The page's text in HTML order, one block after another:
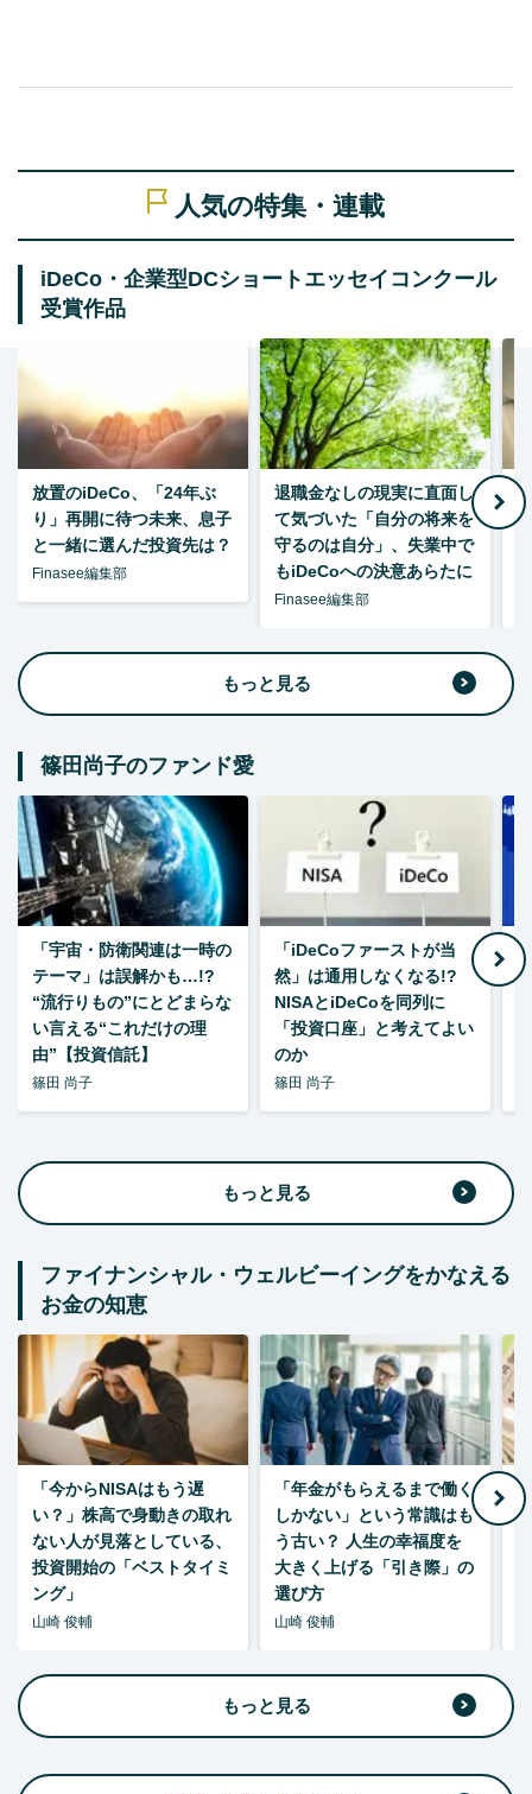
人気の特集・連載
iDeCo・企業型DCショートエッセイコンクール
受賞作品
放置のiDeCo、「24年ぶ
り」再開に待つ未来、息子
と一緒に選んだ投資先は？
Finasee編集部
退職金なしの現実に直面し
て気づいた「自分の将来を
守るのは自分」、失業中で
もiDeCoへの決意あらたに
Finasee編集部
もっと見る
篠田尚子のファンド愛
「宇宙・防衛関連は一時の
テーマ」は誤解かも…!?
“流行りもの”にとどまらな
い言える“これだけの理
由”【投資信託】
篠田 尚子
「iDeCoファーストが当
然」は通用しなくなる!?
NISAとiDeCoを同列に
「投資口座」と考えてよい
のか
篠田 尚子
もっと見る
ファイナンシャル・ウェルビーイングをかなえる
お金の知恵
「今からNISAはもう遅
い？」株高で身動きの取れ
ない人が見落としている、
投資開始の「ベストタイミ
ング」
山崎 俊輔
「年金がもらえるまで働く
しかない」という常識はも
う古い？ 人生の幸福度を
大きく上げる「引き際」の
選び方
山崎 俊輔
もっと見る